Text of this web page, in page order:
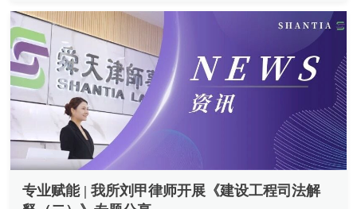
专业赋能 | 我所刘甲律师开展《建设工程司法解
释（二）》专题分享